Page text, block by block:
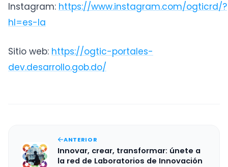
Instagram: https://www.instagram.com/ogticrd/?
hl=es-la
Sitio web: https://ogtic-portales-
dev.desarrollo.gob.do/
ANTERIOR
Innovar, crear, transformar: únete a
la red de Laboratorios de Innovación